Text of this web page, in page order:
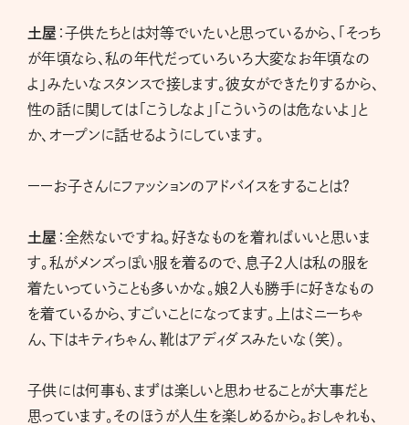
土屋 ：子供たちとは対等でいたいと思っているから、「そっち
が年頃なら、私の年代だっていろいろ大変なお年頃なの
よ」みたいなスタンスで接します。彼女ができたりするから、
性の話に関しては「こうしなよ」「こういうのは危ないよ」と
か、オープンに話せるようにしています。
ーーお子さんにファッションのアドバイスをすることは?
土屋 ：全然ないですね。好きなものを着ればいいと思いま
す。私がメンズっぽい服を着るので、息子２人は私の服を
着たいっていうことも多いかな。娘２人も勝手に好きなもの
を着ているから、すごいことになってます。上はミニーちゃ
ん、下はキティちゃん、靴はアディダスみたいな（笑）。
子供には何事も、まずは楽しいと思わせることが大事だと
思っています。そのほうが人生を楽しめるから。おしゃれも、